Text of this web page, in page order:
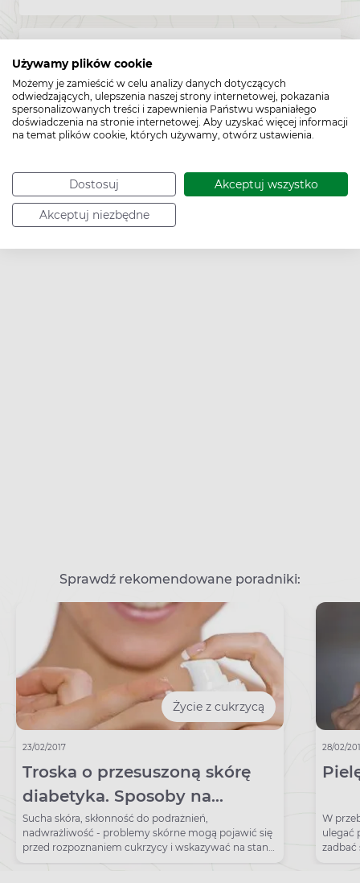
Używamy plików cookie
Możemy je zamieścić w celu analizy danych dotyczących
odwiedzających, ulepszenia naszej strony internetowej, pokazania
spersonalizowanych treści i zapewnienia Państwu wspaniałego
doświadczenia na stronie internetowej. Aby uzyskać więcej informacji
na temat plików cookie, których używamy, otwórz ustawienia.
Dostosuj Akceptuj wszystko
Akceptuj niezbędne
Kod EAN: 5900516651237
Sprawdź rekomendowane poradniki:
Życie z cukrzycą
23/02/2017
Troska o przesuszoną skórę
diabetyka. Sposoby na
nawilżenie i odżywienie skóry
Sucha skóra, skłonność do podrażnień,
nadwrażliwość - problemy skórne mogą pojawić się
przed rozpoznaniem cukrzycy i wskazywać na stan
przedcukrzycowy.
28/02/
W
ulegać
zadbać